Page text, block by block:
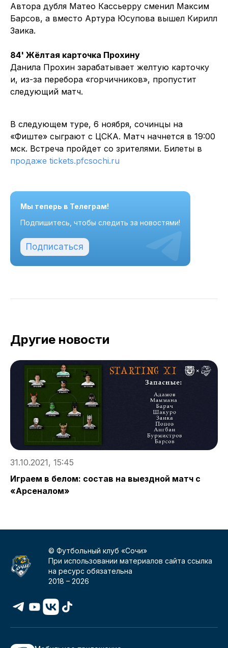
Автора дубля Матео Кассьерру сменил Максим
Барсов, а вместо Артура Юсупова вышел Кирилл
Заика.
84' Жёлтая карточка Прохину
Данила Прохин зарабатывает желтую карточку
и, из-за перебора «горчичников», пропустит
следующий матч.
В следующем туре, 6 ноября, сочинцы на
«Фиште» сыграют с ЦСКА. Матч начнется в 19:00
мск. Встреча пройдет со зрителями. Билеты в
продаже tickets.pfcsochi.ru
Мы теперь в Телеграм!
Подпишитесь, чтобы следить за новостями!
Подписаться
Другие новости
31.10.2021, 15:45
Играем в белом: состав на выездной матч с
«Арсеналом»
© Футбольный клуб «Сочи»
При использовании материалов сайта ссылка
на ресурс обязательна
2018 –2026